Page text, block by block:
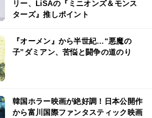
リー、LiSAの『ミニオンズ＆モンス
ターズ』推しポイント
『オーメン』から半世紀…“悪魔の
子”ダミアン、苦悩と闘争の道のり
韓国ホラー映画が絶好調！日本公開作
から富川国際ファンタスティック映画